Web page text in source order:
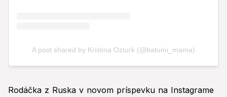
Rodáčka z Ruska v novom príspevku na Instagrame